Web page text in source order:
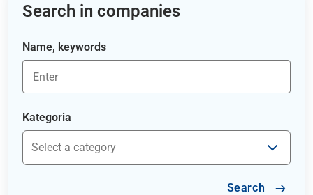
Search in companies
Name, keywords
Kategoria
Search